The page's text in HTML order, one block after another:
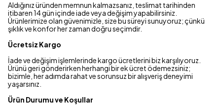
Aldığınız üründen memnun kalmazsanız, teslimat tarihinden
itibaren 14 gün içinde iade veya değişim yapabilirsiniz.
Ürünlerimize olan güvenimizle, size bu süreyi sunuyoruz; çünkü
şıklık ve konfor her zaman doğru seçimdir.
Ücretsiz Kargo
İade ve değişim işlemlerinde kargo ücretlerini biz karşılıyoruz.
Ürünü geri gönderirken herhangi bir ek ücret ödemezsiniz;
bizimle, her adımda rahat ve sorunsuz bir alışveriş deneyimi
yaşarsınız.
Ürün Durumu ve Koşullar